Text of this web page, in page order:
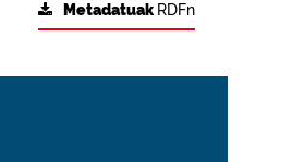
Metadatuak RDFn